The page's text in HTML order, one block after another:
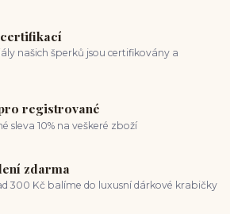
našich šperků jsou certifikovány a
pro registrované
sleva 10% na veškeré zboží
zdarma
300 Kč balíme do luxusní dárkové krabičky